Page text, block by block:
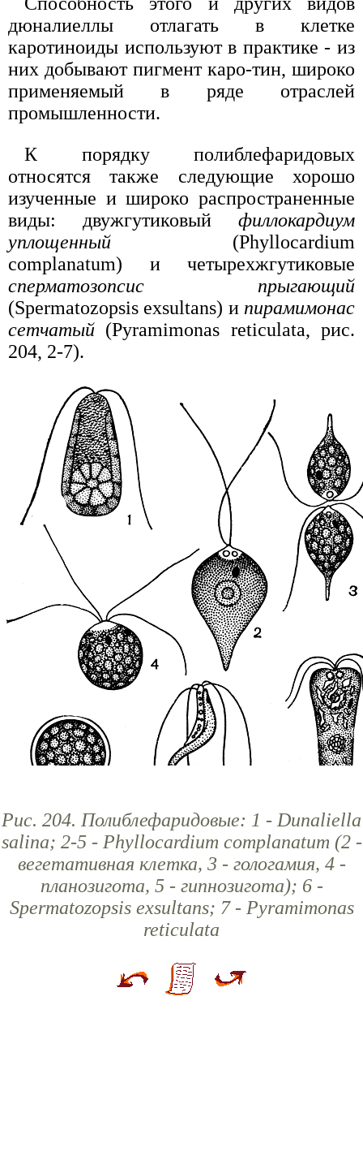
дюналиеллы отлагать в клетке
каротиноиды используют в практике - из
них добывают пигмент каро-тин, широко
применяемый в ряде отраслей
промышленности.
К порядку полиблефаридовых
относятся также следующие хорошо
изученные и широко распространенные
виды: двужгутиковый филлокардиум
уплощенный (Phyllocardium
complanatum) и четырехжгутиковые
сперматозопсис прыгающий
(Spermatozopsis exsultans) и пирамимонас
сетчатый (Pyramimonas reticulata, рис.
204, 2-7).
Рис. 204. Полиблефаридовые: 1 - Dunaliella
salina; 2-5 - Phyllocardium complanatum (2 -
вегетативная клетка, 3 - гологамия, 4 -
планозигота, 5 - гипнозигота); 6 -
Spermatozopsis exsultans; 7 - Pyramimonas
reticulata